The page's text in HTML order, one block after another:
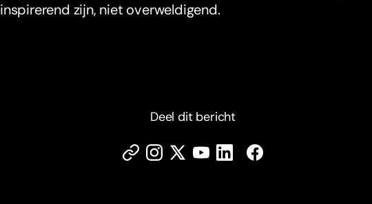
inspirerend zijn, niet overweldigend.
Deel dit bericht